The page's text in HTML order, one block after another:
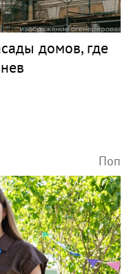
домов, где
Поп